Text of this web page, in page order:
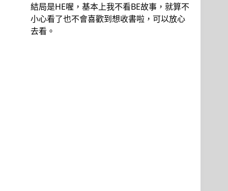
結局是HE喔，基本上我不看BE故事，就算不
小心看了也不會喜歡到想收書啦，可以放心
去看。